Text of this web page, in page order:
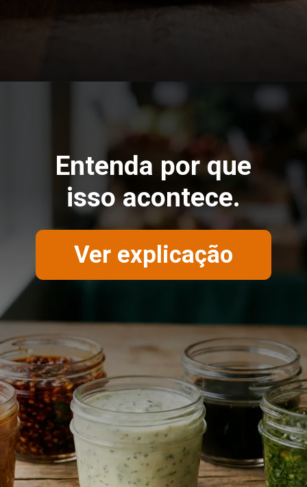
Entenda por que
isso acontece.
Ver explicação